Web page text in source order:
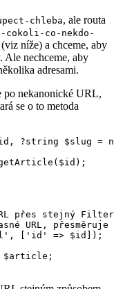
chleba, ale routa
cokoli-co-nekdo-
níže) a chceme, aby
Ale nechceme, aby
adresami.
po nekanonické URL,
se o to metoda
?string $slug =